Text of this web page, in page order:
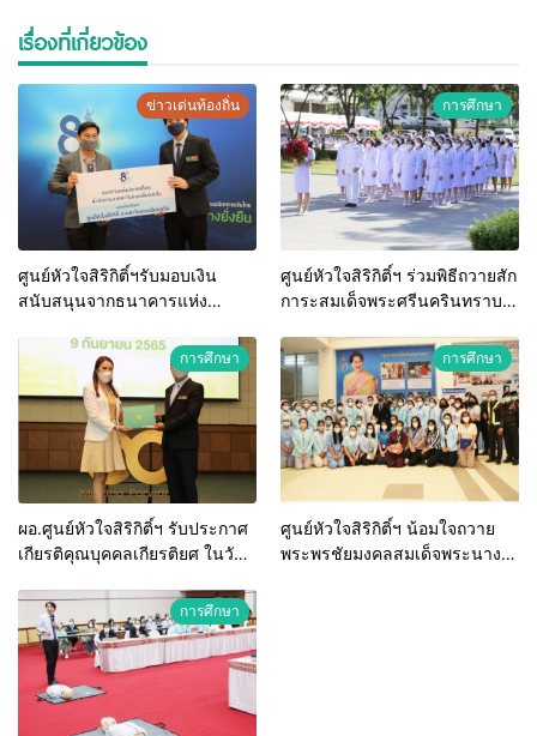
เรื่องที่เกี่ยวข้อง
ข่าวเด่นท้องถิ่น
ศูนย์หัวใจสิริกิติ์ฯรับมอบเงิน
สนับสนุนจากธนาคารแห่ง
การศึกษา
ศูนย์หัวใจสิริกิติ์ฯ ร่วมพิธีถวายสัก
การะสมเด็จพระศรีนครินทราบ
แห่งชาติ ประจำปี 2565
การศึกษา
ผอ.ศูนย์หัวใจสิริกิติ์ฯ รับประกาศ
เกียรติคุณบุคคลเกียรติยศ ในวัน
มข.
การศึกษา
ศูนย์หัวใจสิริกิติ์ฯ น้อมใจถวาย
พระพรชัยมงคลสมเด็จพระนาง
การศึกษา